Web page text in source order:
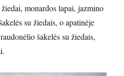
monardos lapai, jazmino
su žiedais, o apatinėje
šakelės su žiedais,